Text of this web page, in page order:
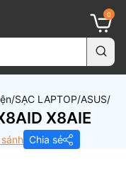
0
SẠC LAPTOP ASUS
X8AIE
Chia sẻ